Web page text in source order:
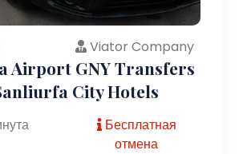
Viator Company
Airport GNY Transfers
City Hotels
Бесплатная
отмена